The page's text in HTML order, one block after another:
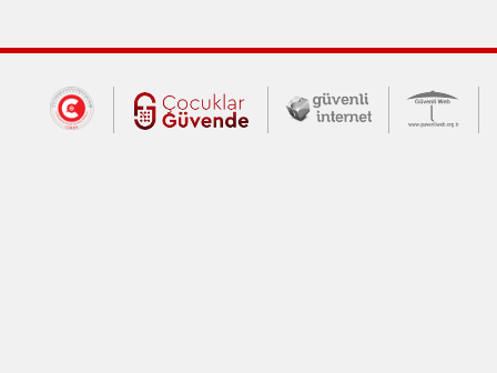
Dış Bağlantılar
Cumhurbaşkanlığı İletişim Merkezi
Çocuklar Güvende (yeni
Güvenli